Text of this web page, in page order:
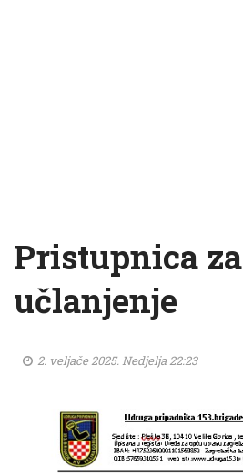
Pristupnica za
učlanjenje
2. veljače 2025. Nedjelja 22:23